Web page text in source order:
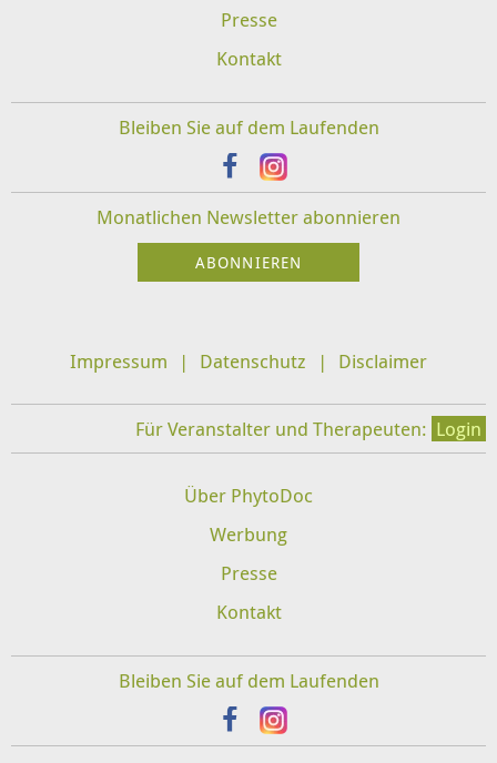
Presse
Kontakt
Bleiben Sie auf dem Laufenden
Monatlichen Newsletter abonnieren
Impressum Datenschutz Disclaimer
Für Veranstalter und Therapeuten: Login
Über PhytoDoc
Werbung
Presse
Kontakt
Bleiben Sie auf dem Laufenden